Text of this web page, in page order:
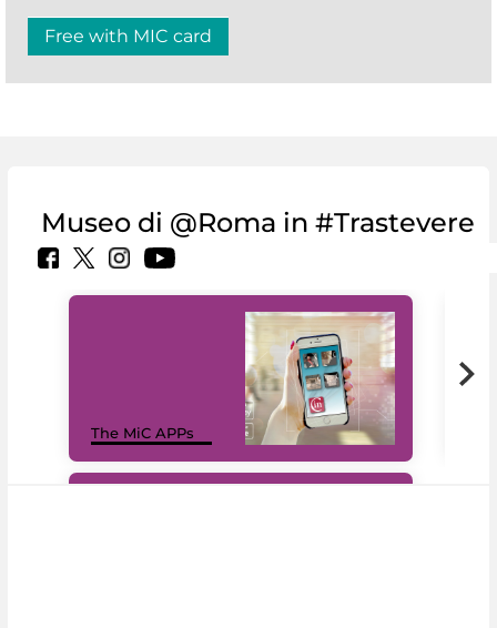
Free with MIC card
Museo di @Roma in #Trastevere
The MiC APPs